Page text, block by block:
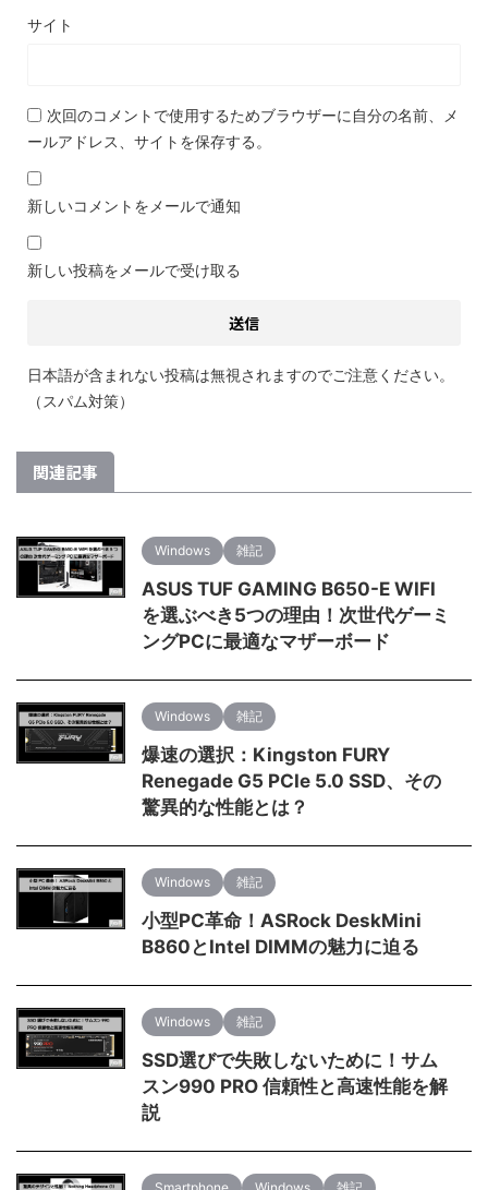
サイト
次回のコメントで使用するためブラウザーに自分の名前、メ
ールアドレス、サイトを保存する。
新しいコメントをメールで通知
新しい投稿をメールで受け取る
日本語が含まれない投稿は無視されますのでご注意ください。
（スパム対策）
関連記事
Windows 雑記
ASUS TUF GAMING B650-E WIFI
を選ぶべき5つの理由！次世代ゲーミ
ングPCに最適なマザーボード
Windows 雑記
爆速の選択：Kingston FURY
Renegade G5 PCIe 5.0 SSD、その
驚異的な性能とは？
Windows 雑記
小型PC革命！ASRock DeskMini
B860とIntel DIMMの魅力に迫る
Windows 雑記
SSD選びで失敗しないために！サム
スン990 PRO 信頼性と高速性能を解
説